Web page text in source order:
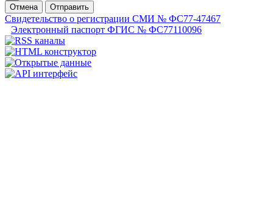
Отмена
Отправить
Свидетельство о регистрации СМИ № ФС77-47467
Электронный паспорт ФГИС № ФС77110096